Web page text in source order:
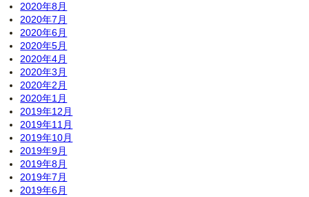
2020年8月
2020年7月
2020年6月
2020年5月
2020年4月
2020年3月
2020年2月
2020年1月
2019年12月
2019年11月
2019年10月
2019年9月
2019年8月
2019年7月
2019年6月